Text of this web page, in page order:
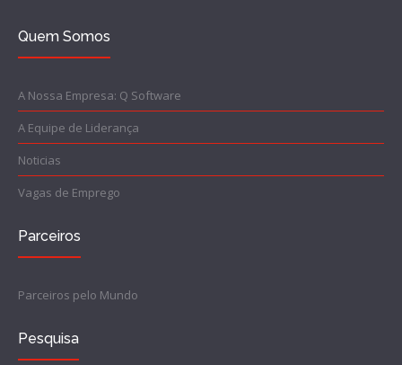
Quem Somos
A Nossa Empresa: Q Software
A Equipe de Liderança
Noticias
Vagas de Emprego
Parceiros
Parceiros pelo Mundo
Pesquisa